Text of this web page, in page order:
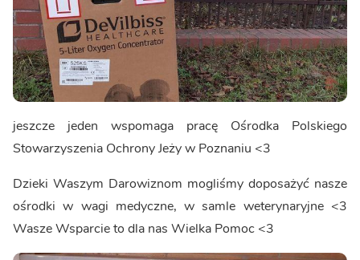
jeszcze jeden wspomaga pracę Ośrodka Polskiego
Stowarzyszenia Ochrony Jeży w Poznaniu <3
Dzieki Waszym Darowiznom mogliśmy doposażyć nasze
ośrodki w wagi medyczne, w samle weterynaryjne <3
Wasze Wsparcie to dla nas Wielka Pomoc <3